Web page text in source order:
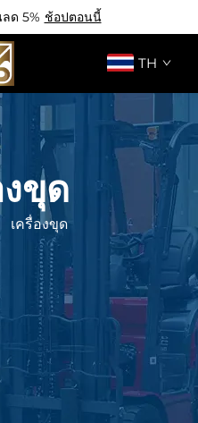
ด 5% ช้อปตอนนี้
TH
งขุด
เครื่องขุด